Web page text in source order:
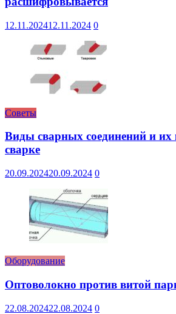
12.11.202412.11.2024 0
Советы
Виды сварных соединений и их
сварке
20.09.202420.09.2024 0
Оборудование
Оптоволокно против витой
22.08.202422.08.2024 0